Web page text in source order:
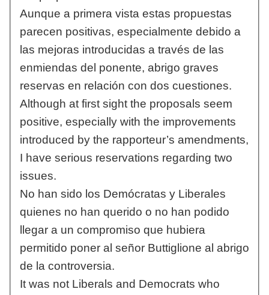
Aunque a primera vista estas propuestas
parecen positivas, especialmente debido a
las mejoras introducidas a través de las
enmiendas del ponente, abrigo graves
reservas en relación con dos cuestiones.
Although at first sight the proposals seem
positive, especially with the improvements
introduced by the rapporteur’s amendments,
I have serious reservations regarding two
issues.
No han sido los Demócratas y Liberales
quienes no han querido o no han podido
llegar a un compromiso que hubiera
permitido poner al señor Buttiglione al abrigo
de la controversia.
It was not Liberals and Democrats who